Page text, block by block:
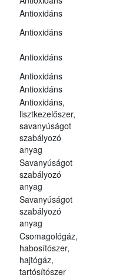
Antioxidáns
Antioxidáns
Antioxidáns
Antioxidáns
Antioxidáns
Antioxidáns,
lisztkezelőszer,
savanyúságot
szabályozó
anyag
Savanyúságot
szabályozó
anyag
Savanyúságot
szabályozó
anyag
Csomagológáz,
habosítószer,
hajtógáz,
tartósítószer